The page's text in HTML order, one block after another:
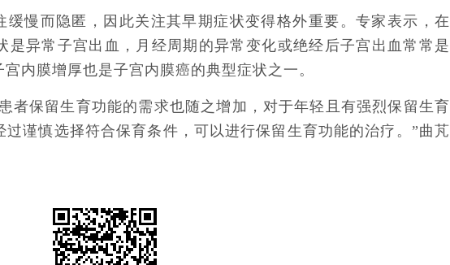
缓慢而隐匿，因此关注其早期症状变得格外重要。专家表示，在
是异常子宫出血，月经周期的异常变化或绝经后子宫出血常常是
内膜增厚也是子宫内膜癌的典型症状之一。
者保留生育功能的需求也随之增加，对于年轻且有强烈保留生育
谨慎选择符合保育条件，可以进行保留生育功能的治疗。”曲芃